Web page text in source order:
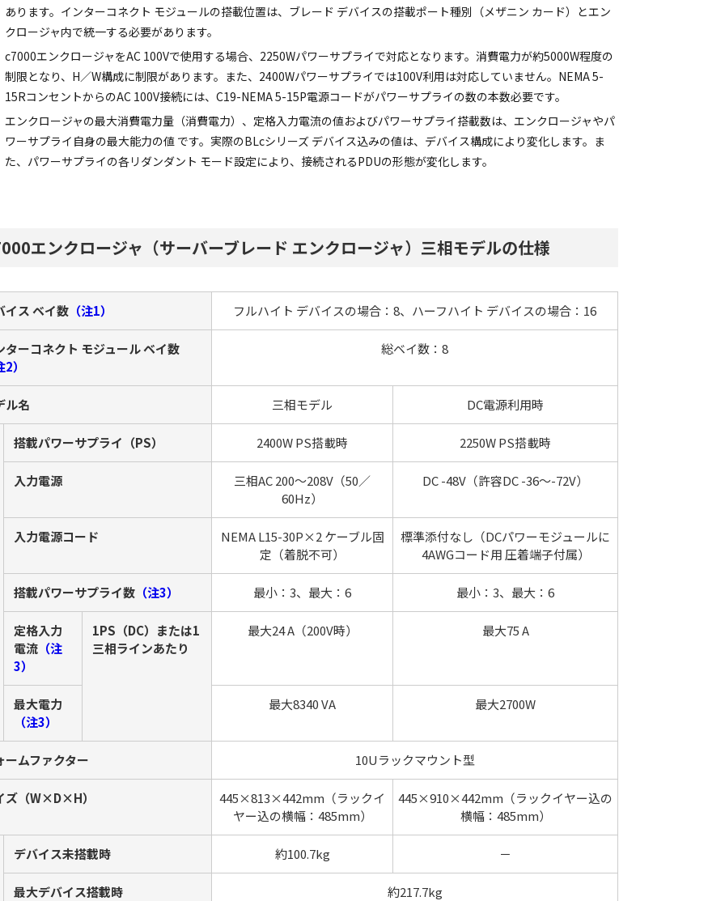
あります。インターコネクト モジュールの搭載位置は、ブレード デバイスの搭載ポート種別（メザニン カード）とエン
クロージャ内で統一する必要があります。
c7000エンクロージャをAC 100Vで使用する場合、2250Wパワーサプライで対応となります。消費電力が約5000W程度の
制限となり、H／W構成に制限があります。また、2400Wパワーサプライでは100V利用は対応していません。NEMA 5-
15RコンセントからのAC 100V接続には、C19-NEMA 5-15P電源コードがパワーサプライの数の本数必要です。
エンクロージャの最大消費電力量（消費電力）、定格入力電流の値およびパワーサプライ搭載数は、エンクロージャやパ
ワーサプライ自身の最大能力の値 です。実際のBLcシリーズ デバイス込みの値は、デバイス構成により変化します。ま
た、パワーサプライの各リダンダント モード設定により、接続されるPDUの形態が変化します。
エンクロージャ（サーバーブレード エンクロージャ）三相モデルの仕様
イス ベイ数 （注1） フルハイト デバイスの場合：8、ハーフハイト デバイスの場合：16
ターコネクト モジュール ベイ数
2）
総ベイ数：8
ル名 三相モデル DC電源利用時
搭載パワーサプライ（PS） 2400W PS搭載時 2250W PS搭載時
入力電源
三相AC 200～208V（50／
60Hz）
DC -48V（許容DC -36～-72V）
入力電源コード
NEMA L15-30P×2 ケーブル固
定（着脱不可）
標準添付なし（DCパワーモジュールに
4AWGコード用 圧着端子付属）
搭載パワーサプライ数 （注3） 最小：3、最大：6 最小：3、最大：6
定格入力
電流 （注
3）
1PS（DC）または1
三相ラインあたり
最大24 A（200V時） 最大75 A
最大電力
（注3）
最大8340 VA 最大2700W
ームファクター 10Uラックマウント型
ズ（W×D×H）
445×813×442mm（ラックイ
ヤー込の横幅：485mm）
445×910×442mm（ラックイヤー込の
横幅：485mm）
デバイス未搭載時 約100.7kg －
最大デバイス搭載時 約217.7kg